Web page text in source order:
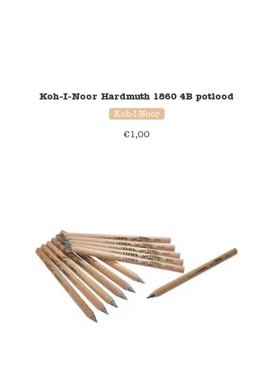
Koh-I-Noor Hardmuth 1860 4B potlood
Koh-I-Noor
€1,00